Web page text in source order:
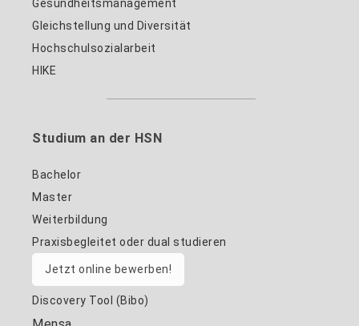
Gesundheitsmanagement
Gleichstellung und Diversität
Hochschulsozialarbeit
HIKE
Studium an der HSN
Bachelor
Master
Weiterbildung
Praxisbegleitet oder dual studieren
Jetzt online bewerben!
Discovery Tool (Bibo)